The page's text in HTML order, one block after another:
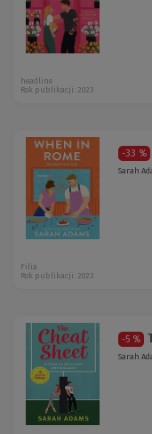
headline
Rok publikacji: 2023
-33 %
Sarah
Filia
Rok publikacji: 2023
-5 %
Sarah